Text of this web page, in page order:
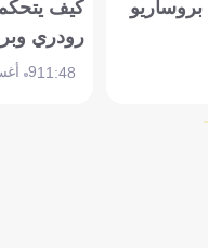
كيف
رودري
11:489 أغسطس 2026